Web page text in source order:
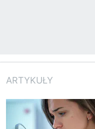
ARTYKUŁY